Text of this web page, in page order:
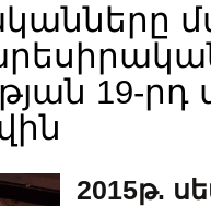
19-րդ
2015թ.